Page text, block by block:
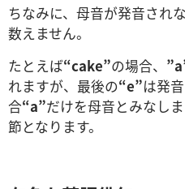
ちなみに、母音が発音され
数えません。
たとえば“cake”の場合、
れますが、最後の“e”は発
合“a”だけを母音とみなしま
節となります。